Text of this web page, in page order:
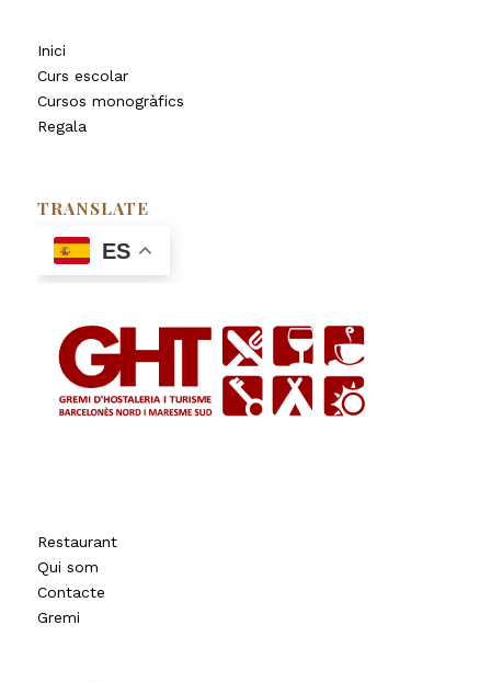
Inici
Curs escolar
Cursos monogràfics
Regala
TRANSLATE
ES
Restaurant
Qui som
Contacte
Gremi